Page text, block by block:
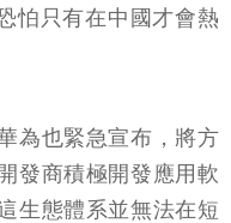
怕只有在中國才會熱
為也緊急宣布，將方
發商積極開發應用軟
生態體系並無法在短